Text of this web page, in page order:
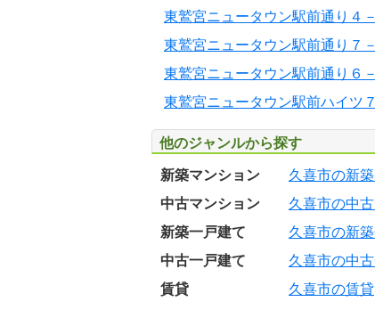
東鷲宮ニュータウン駅前通り４
東鷲宮ニュータウン駅前通り７
東鷲宮ニュータウン駅前通り６
東鷲宮ニュータウン駅前ハイツ
他のジャンルから探す
新築マンション 久喜市の新
中古マンション
久喜市の中
新築一戸建て
久喜市の新
中古一戸建て
久喜市の中
賃貸
久喜市の賃貸